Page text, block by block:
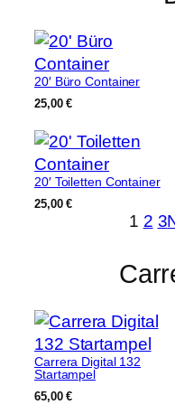
20′ Büro Container
25,00€
20′ Toiletten Container
25,00€
1 2 3
Carrera Digital 132
Startampel
65,00€